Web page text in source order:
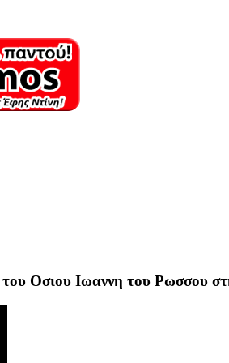
Οσιου Ιωαννη του Ρωσσου